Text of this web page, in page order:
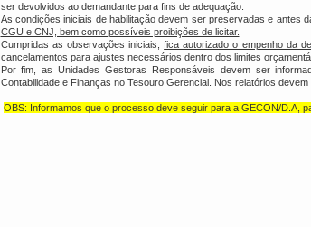
ser devolvidos ao demandante para fins de adequação.
As condições iniciais de habilitação devem ser preservadas e antes
CGU e CNJ, bem como possíveis proibições de licitar.
Cumpridas as observações iniciais,fica autorizado o empenho da
cancelamentos para ajustes necessários dentro dos limites
Por fim, as Unidades Gestoras Responsáveis devem ser
Contabilidade e Finanças no Tesouro Gerencial. Nos relatórios
OBS: Informamos que o processo deve seguir para a GECON/D.A,